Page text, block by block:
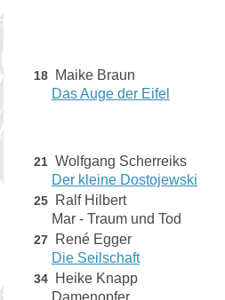
18
Maike Braun
Das Auge der Eifel
21 Wolfgang Scherreiks
Der kleine Dostojewski
25
Ralf Hilbert
Mar - Traum und Tod
27
René Egger
Die Seilschaft
34
Heike Knapp
Damenopfer